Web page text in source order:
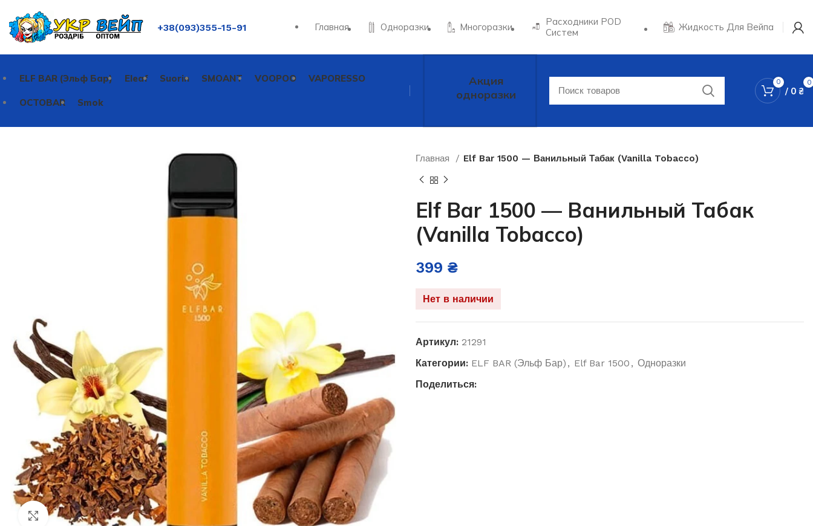
+38(093)355-15-91 Главная Одноразки Многоразки
Расходники POD
Систем
Жидкость Для Вейпа
ELF BAR (Эльф Бар) Eleaf Suorin SMOANT VOOPOO VAPORESSO
OCTOBAR Smok
Акция
одноразки
0 0
/ 0 ₴
Нажмите, чтобы увеличить
Главная Elf Bar 1500 — Ванильный Табак (Vanilla Tobacco)
Elf Bar 1500 — Ванильный Табак
(Vanilla Tobacco)
399 ₴
Нет в наличии
Артикул: 21291
Категории: ELF BAR (Эльф Бар) , Elf Bar 1500 , Одноразки
Поделиться: